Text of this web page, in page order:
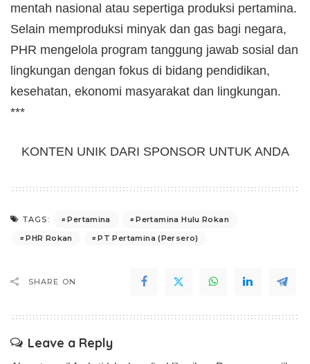
mentah nasional atau sepertiga produksi pertamina.
Selain memproduksi minyak dan gas bagi negara,
PHR mengelola program tanggung jawab sosial dan
lingkungan dengan fokus di bidang pendidikan,
kesehatan, ekonomi masyarakat dan lingkungan.
***
KONTEN UNIK DARI SPONSOR UNTUK ANDA
TAGS: Pertamina
Pertamina Hulu Rokan
PHR Rokan
PT Pertamina (Persero)
SHARE ON
Leave a Reply